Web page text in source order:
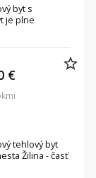
byt s
je plne
tehlový byt
Žilina - časť
€